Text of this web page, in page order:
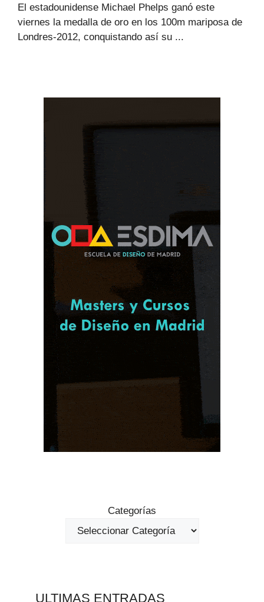
El estadounidense Michael Phelps ganó este
viernes la medalla de oro en los 100m mariposa de
Londres-2012, conquistando así su ...
Categorías
ULTIMAS ENTRADAS